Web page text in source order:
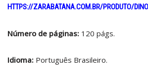
HTTPS://ZARABATANA.COM.BR/PRODUTO/
Número de páginas: 120 págs.
Idioma: Português Brasileiro.